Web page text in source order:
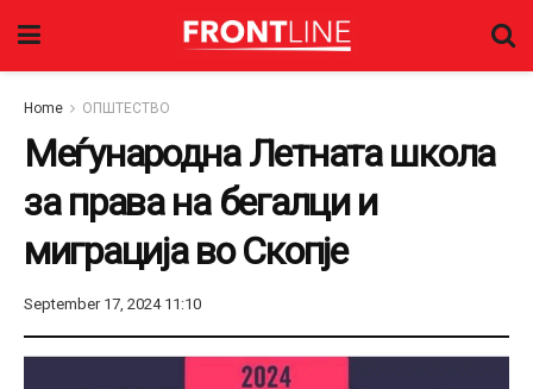
Home ОПШТЕСТВО
Меѓународна Летната школа
за права на бегалци и
миграција во Скопје
September 17, 2024 11:10